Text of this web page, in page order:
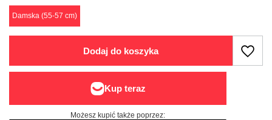
Damska (55-57 cm)
Dodaj do koszyka
Możesz kupić także poprzez: